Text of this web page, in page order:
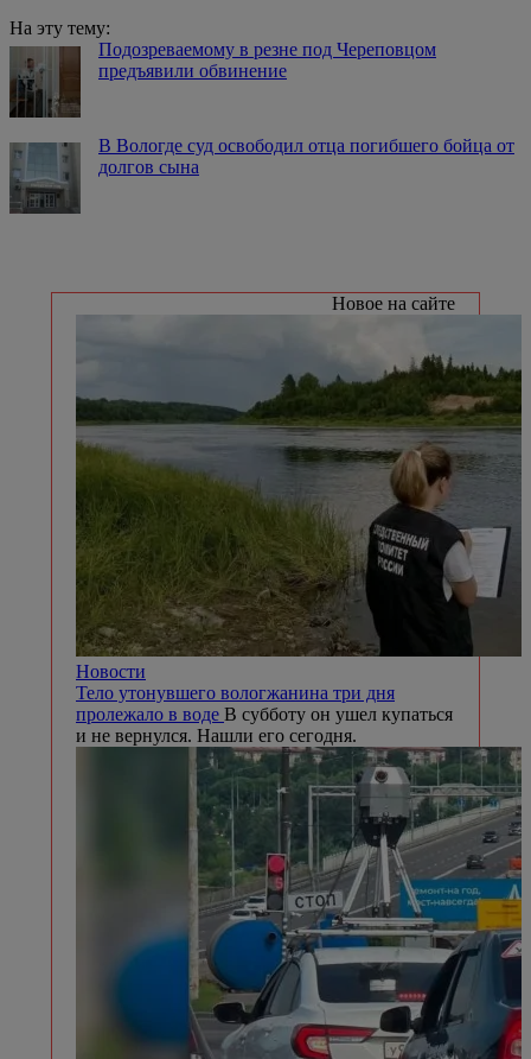
На эту тему:
Подозреваемому в резне под Череповцом
предъявили обвинение
В Вологде суд освободил отца погибшего бойца от
долгов сына
Новое на сайте
Новости
Тело утонувшего вологжанина три дня
пролежало в воде В субботу он ушел купаться
и не вернулся. Нашли его сегодня.